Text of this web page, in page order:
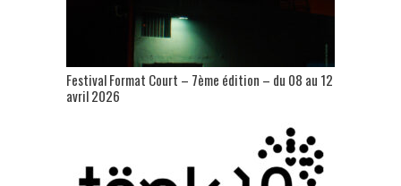
Festival Format Court – 7ème édition – du 08 au 12
avril 2026